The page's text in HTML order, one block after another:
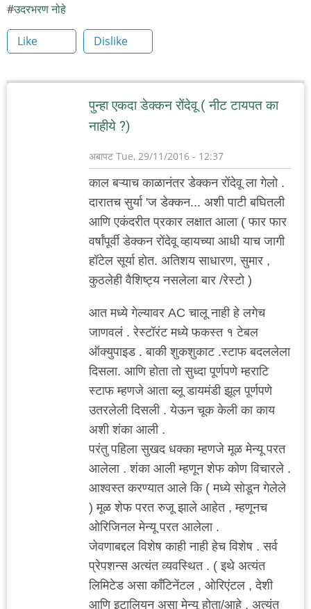
उदरभरण नोहे
Like Dislike
पुन्हा एकदा डेक्कन रोंदेवू ( नीट टायपत का
नाहीये ?)
अबापट Tue, 29/11/2016 - 12:37
काल बऱ्याच काळानंतर डेक्कन रोंदेवू ला गेलो .
दारातच सुर्या 'ज डेक्कन... अशी पाटी बघितली
आणि एकंदरीत प्रकार लक्षात आला ( फार फार
वर्षांपूर्वी डेक्कन रोंदेवू व्हायच्या आधी याच जागी
हॉटेल सूर्या होत. अतिशय साधारण, सुमार ,
कुठलेही वैशिष्ट्य नसलेला बार /रेस्टो )
आत मध्ये गेल्यावर AC चालू नाही हे लगेच
जाणवलं . रेस्टॉरंट मध्ये फकस्त १ टेबल
ऑक्युपाइड . बाकी शुकशुकाट .स्टाफ बदललेला
दिसला. आणि होता तो सुध्दा पूर्णपणे म्हराटि
स्टाफ म्हणजे आता ब्लू डायमंडी झूल पूर्णपणे
उतरलेली दिसली . येऊन चूक केली का काय
अशी शंका आली .
परंतु पहिला सुखद धक्का म्हणजे मूळ मेन्यू परत
आलेला . शंका आली म्हणून शेफ कोण विचारले .
आश्वस्त करण्यात आले कि ( मध्ये सोडून गेलेले
) मूळ शेफ परत रुजू झाले आहेत , म्हणूनच
ओरिजिनल मेन्यू परत आलेला .
जेवणाबद्दल विशेष काही नाही हेच विशेष . सर्व
प्रेपशन्स अत्यंत व्यवस्थित . ( इथे अत्यंत
लिमिटेड असा कॉंटिनेंटल , ओरिएंटल , देशी
आणि इटालियन असा मेन्यू होता/आहे . अत्यंत